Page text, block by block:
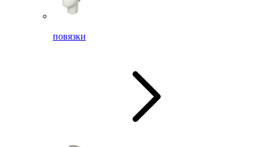
повязки